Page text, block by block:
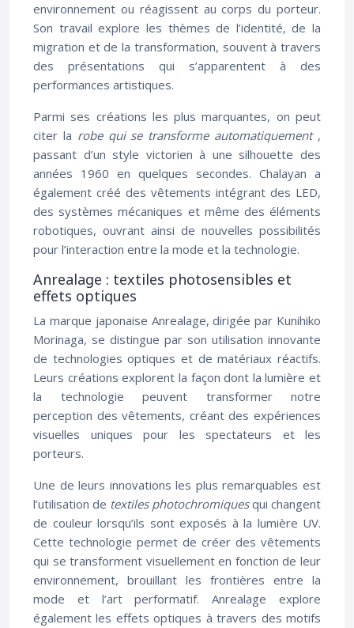
environnement ou réagissent au corps du porteur.
Son travail explore les thèmes de l’identité, de la
migration et de la transformation, souvent à travers
des présentations qui s’apparentent à des
performances artistiques.
Parmi ses créations les plus marquantes, on peut
citer la robe qui se transforme automatiquement ,
passant d’un style victorien à une silhouette des
années 1960 en quelques secondes. Chalayan a
également créé des vêtements intégrant des LED,
des systèmes mécaniques et même des éléments
robotiques, ouvrant ainsi de nouvelles possibilités
pour l’interaction entre la mode et la technologie.
Anrealage : textiles photosensibles et
effets optiques
La marque japonaise Anrealage, dirigée par Kunihiko
Morinaga, se distingue par son utilisation innovante
de technologies optiques et de matériaux réactifs.
Leurs créations explorent la façon dont la lumière et
la technologie peuvent transformer notre
perception des vêtements, créant des expériences
visuelles uniques pour les spectateurs et les
porteurs.
Une de leurs innovations les plus remarquables est
l’utilisation de textiles photochromiquesqui changent
de couleur lorsqu’ils sont exposés à la lumière UV.
Cette technologie permet de créer des vêtements
qui se transforment visuellement en fonction de leur
environnement, brouillant les frontières entre la
mode et l’art performatif. Anrealage explore
également les effets optiques à travers des motifs